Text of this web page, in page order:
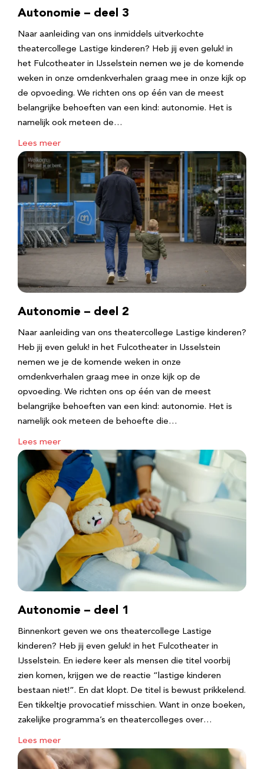
Autonomie – deel 3
Naar aanleiding van ons inmiddels uitverkochte
theatercollege Lastige kinderen? Heb jij even geluk! in
het Fulcotheater in IJsselstein nemen we je de komende
weken in onze omdenkverhalen graag mee in onze kijk op
de opvoeding. We richten ons op één van de meest
belangrijke behoeften van een kind: autonomie. Het is
namelijk ook meteen de…
Lees meer
Autonomie – deel 2
Naar aanleiding van ons theatercollege Lastige kinderen?
Heb jij even geluk! in het Fulcotheater in IJsselstein
nemen we je de komende weken in onze
omdenkverhalen graag mee in onze kijk op de
opvoeding. We richten ons op één van de meest
belangrijke behoeften van een kind: autonomie. Het is
namelijk ook meteen de behoefte die…
Lees meer
Autonomie – deel 1
Binnenkort geven we ons theatercollege Lastige
kinderen? Heb jij even geluk! in het Fulcotheater in
IJsselstein. En iedere keer als mensen die titel voorbij
zien komen, krijgen we de reactie “lastige kinderen
bestaan niet!”. En dat klopt. De titel is bewust prikkelend.
Een tikkeltje provocatief misschien. Want in onze boeken,
zakelijke programma’s en theatercolleges over…
Lees meer